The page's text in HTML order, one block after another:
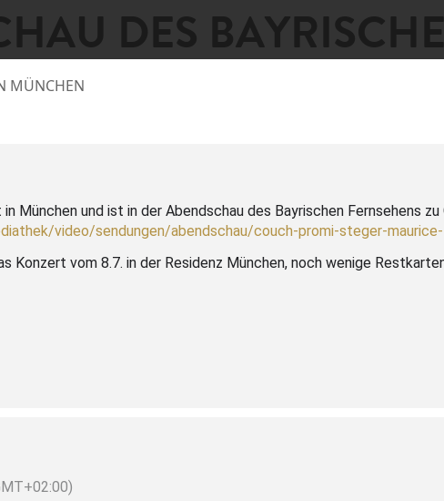
DES
MÜNCHEN
München und ist in der Abendschau des Bayrischen Fernsehens
video/sendungen/abendschau/couch-promi-steger-
Konzert vom 8.7. in der Residenz München, noch wenige